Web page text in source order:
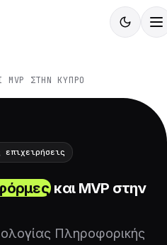
MVP ΣΤΗΝ ΚΎΠΡΟ
και MVP στην
Πληροφορικής